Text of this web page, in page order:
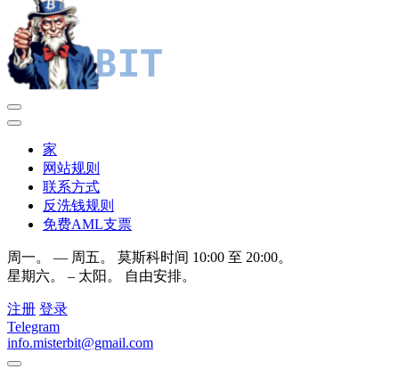
家
网站规则
联系方式
反洗钱规则
免费AML支票
周一。 — 周五。 莫斯科时间 10:00 至 20:00。
星期六。 – 太阳。 自由安排。
注册 登录
Telegram
info.misterbit@gmail.com